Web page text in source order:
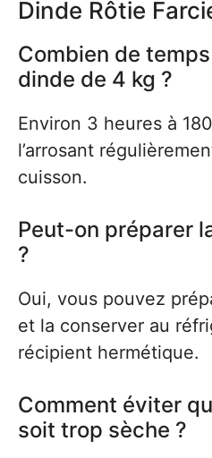
Dinde Rôtie
Combien de
dinde de 4 kg ?
Environ 3 heures à
l’arrosant
cuisson.
Peut-on préparer
?
Oui, vous pouvez
et la conserver au
récipient hermétique.
Comment éviter
soit trop sèche ?